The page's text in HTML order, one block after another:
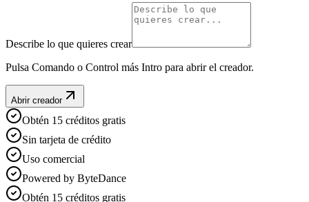
Describe lo que quieres crear
Pulsa Comando o Control más Intro para abrir el creador.
Abrir creador
Obtén 15 créditos gratis
Sin tarjeta de crédito
Uso comercial
Powered by ByteDance
Obtén 15 créditos gratis